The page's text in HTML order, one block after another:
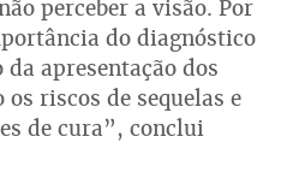
perceber a visão. Por
do diagnóstico
apresentação dos
riscos de sequelas e
de cura”, conclui